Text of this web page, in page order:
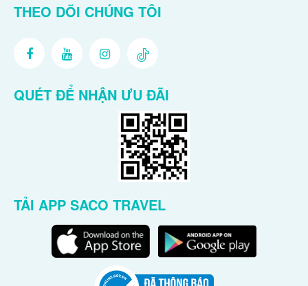
THEO DÕI CHÚNG TÔI
QUÉT ĐỂ NHẬN ƯU ĐÃI
TẢI APP SACO TRAVEL